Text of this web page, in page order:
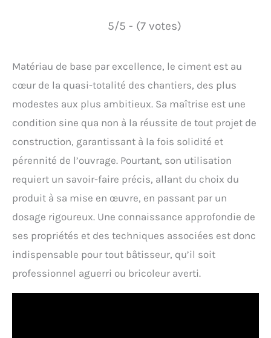
5/5 - (7 votes)
Matériau de base par excellence, le ciment est au
cœur de la quasi-totalité des chantiers, des plus
modestes aux plus ambitieux. Sa maîtrise est une
condition sine qua non à la réussite de tout projet de
construction, garantissant à la fois solidité et
pérennité de l’ouvrage. Pourtant, son utilisation
requiert un savoir-faire précis, allant du choix du
produit à sa mise en œuvre, en passant par un
dosage rigoureux. Une connaissance approfondie de
ses propriétés et des techniques associées est donc
indispensable pour tout bâtisseur, qu’il soit
professionnel aguerri ou bricoleur averti.